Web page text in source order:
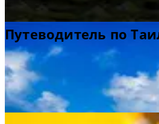
Путеводитель по